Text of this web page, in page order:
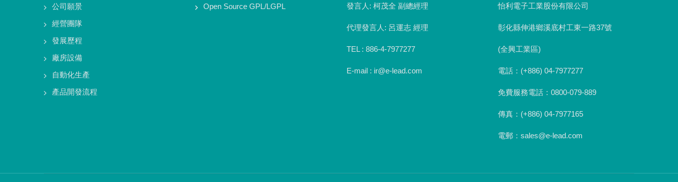
公司願景
經營團隊
發展歷程
廠房設備
自動化生產
產品開發流程
Open Source GPL/LGPL 發言人: 柯茂全 副總經理
代理發言人: 呂運志 經理
TEL : 886-4-7977277
E-mail : ir@e-lead.com
怡利電子工業股份有限公司
彰化縣伸港鄉溪底村工東一路37號
(全興工業區)
電話：(+886) 04-7977277
免費服務電話：0800-079-889
傳真：(+886) 04-7977165
電郵：sales@e-lead.com